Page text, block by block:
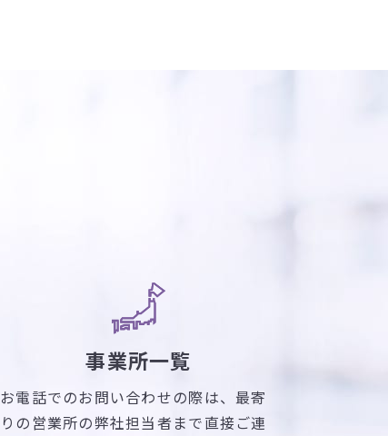
事業所一覧
お電話でのお問い合わせの際は、最寄
りの営業所の弊社担当者まで直接ご連